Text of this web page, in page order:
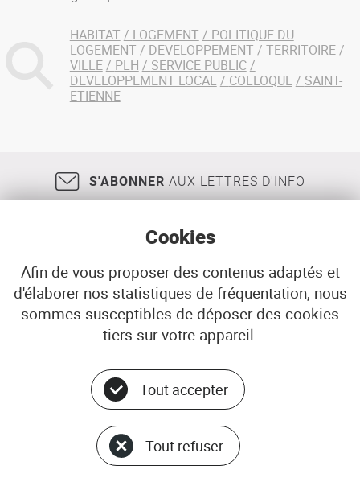
HABITAT LOGEMENT
POLITIQUE DU
LOGEMENT
DEVELOPPEMENT
TERRITOIRE
VILLE
PLH
SERVICE PUBLIC
DEVELOPPEMENT LOCAL
COLLOQUE
SAINT-
ETIENNE
S'ABONNER AUX LETTRES D'INFO
18, rue Jean Jaurès 29200 BREST
02 98 33 51 71
CONTACT
© ADEUPa
PLAN DU SITE
DONNÉES PERSONNELLES
Cookies
Afin de vous proposer des contenus adaptés et
d'élaborer nos statistiques de fréquentation, nous
sommes susceptibles de déposer des cookies
tiers sur votre appareil.
Tout accepter
Tout refuser